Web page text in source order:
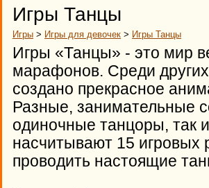
Игры Танцы
Игры > Игры для девочек > Игры Танцы
Игры «Танцы» - это мир
марафонов. Среди
создано прекрасное
Разные, занимательные
одиночные танцоры, так
насчитывают 15 игровых
проводить настоящие